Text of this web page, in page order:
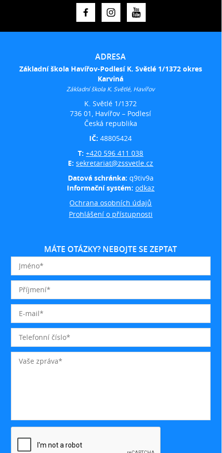
ADRESA
Základní škola Havířov-Podlesí K. Světlé 1/1372 okres
Karviná
Základní škola K. Světlé, Havířov
K. Světlé 1/1372
736 01, Havířov – Podlesí
Česká republika
IČ:48805424
T:+420 596 411 038
E:sekretariat@zssvetle.cz
Datová schránka: q9tiv9a
Informační systém: odkaz
Ochrana osobních údajů
Prohlášení o přístupnosti
MÁTE OTÁZKY? NEBOJTE SE ZEPTAT